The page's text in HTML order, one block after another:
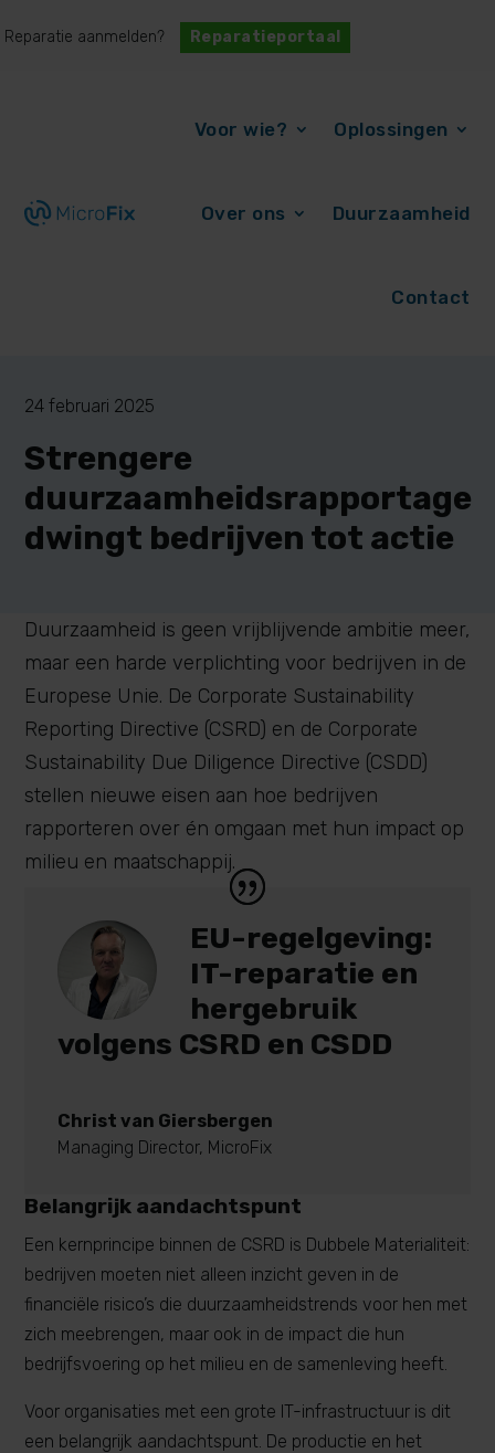
Reparatie aanmelden? Reparatieportaal
Voor wie? Oplossingen
Over ons Duurzaamheid
Contact
24 februari 2025
Strengere
duurzaamheidsrapportage
dwingt bedrijven tot actie
Duurzaamheid is geen vrijblijvende ambitie meer,
maar een harde verplichting voor bedrijven in de
Europese Unie. De Corporate Sustainability
Reporting Directive (CSRD) en de Corporate
Sustainability Due Diligence Directive (CSDD)
stellen nieuwe eisen aan hoe bedrijven
rapporteren over én omgaan met hun impact op
milieu en maatschappij.
EU-regelgeving:
IT-reparatie en
hergebruik
volgens CSRD en CSDD
Christ van Giersbergen
Managing Director, MicroFix
Belangrijk aandachtspunt
Een kernprincipe binnen de CSRD is Dubbele Materialiteit:
bedrijven moeten niet alleen inzicht geven in de
financiële risico’s die duurzaamheidstrends voor hen met
zich meebrengen, maar ook in de impact die hun
bedrijfsvoering op het milieu en de samenleving heeft.
Voor organisaties met een grote IT-infrastructuur is dit
een belangrijk aandachtspunt. De productie en het